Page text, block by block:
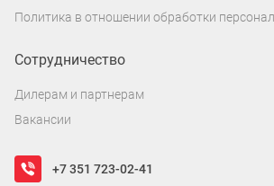
Политика в отношении обработки
Сотрудничество
Дилерам и партнерам
Вакансии
+7 351 723-02-41